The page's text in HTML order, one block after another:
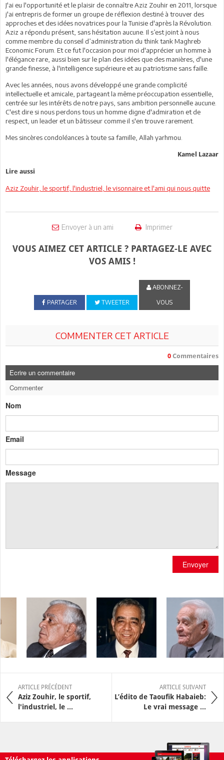
J'ai eu l'opportunité et le plaisir de connaître Aziz Zouhir en 2011, lorsque
j'ai entrepris de former un groupe de réflexion destiné à trouver des
approches et des idées novatrices pour la Tunisie d'après la Révolution.
Aziz a répondu présent, sans hésitation aucune. Il s’est joint à nous
comme membre du conseil d’administration du think tank Maghreb
Economic Forum. Et ce fut l'occasion pour moi d'apprécier un homme à
l'élégance rare, aussi bien sur le plan des idées que des manières, d'une
grande finesse, à l'intelligence supérieure et au patriotisme sans faille.
Avec les années, nous avons développé une grande complicité
intellectuelle et amicale, partageant la même préoccupation essentielle,
centrée sur les intérêts de notre pays, sans ambition personnelle aucune.
C'est dire si nous perdons tous un homme digne d'admiration et de
respect, un leader et un bâtisseur comme il s'en trouve rarement.
Mes sincères condoléances à toute sa famille, Allah yarhmou.
Kamel Lazaar
Lire aussi
Aziz Zouhir, le sportif, l'industriel, le visonnaire et l'ami qui nous quitte
Envoyer à un ami Imprimer
VOUS AIMEZ CET ARTICLE ? PARTAGEZ-LE AVEC
VOS AMIS !
PARTAGER TWEETER
ABONNEZ-
VOUS
COMMENTER CET ARTICLE
0 Commentaires
Ecrire un commentaire
Commenter
Nom
Email
Message
Envoyer
ARTICLE PRÉCÉDENT
Aziz Zouhir, le sportif,
l'industriel, le ...
ARTICLE SUIVANT
L’édito de Taoufik Habaieb:
Le vrai message ...